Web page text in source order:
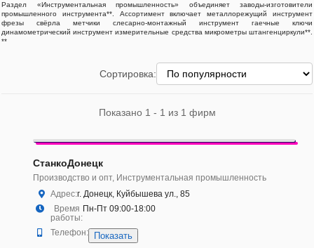
Раздел «Инструментальная промышленность» объединяет заводы-изготовители
промышленного инструмента**. Ассортимент включает металлорежущий инструмент
фрезы свёрла метчики слесарно-монтажный инструмент гаечные ключи
динамометрический инструмент измерительные средства микрометры штангенциркули**.
**
Сортировка:
Показано 1 - 1 из 1 фирм
СтанкоДонецк
Производство и опт, Инструментальная промышленность
Адрес:г. Донецк, Куйбышева ул., 85
Время
работы:
Пн-Пт 09:00-18:00
Телефон: Показать